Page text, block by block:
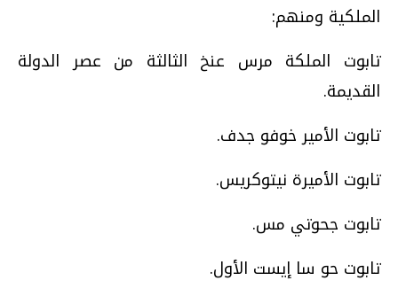
الملكية ومنهم:
تابوت الملكة مرس عنخ الثالثة من عصر الدولة
القديمة.
تابوت الأمير خوفو جدف.
تابوت الأميرة نيتوكريس.
تابوت جحوتي مس.
تابوت حو سا إيست الأول.